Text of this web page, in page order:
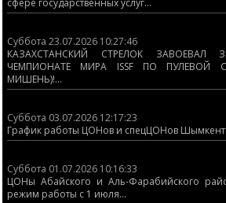
сфере государственных услуг...
Суббота 23.07.2026 10:27:46
КАЗАХСТАНСКИЙ СТРЕЛОК
ЧЕМПИОНАТЕ МИРА ISSF ПО ПУЛЕВОЙ
МИШЕНЬ)!...
Суббота 03.07.2026 12:17:23
График работы ЦОНов и спецЦОНов
Суббота 01.07.2026 10:16:33
ЦОНы Абайского и Аль-Фарабийского
режим работы с 1 июля...